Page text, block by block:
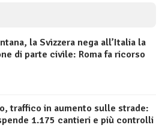
la Svizzera nega all’Italia la
di parte civile: Roma fa ricorso
traffico in aumento sulle strade:
1.175 cantieri e più controlli